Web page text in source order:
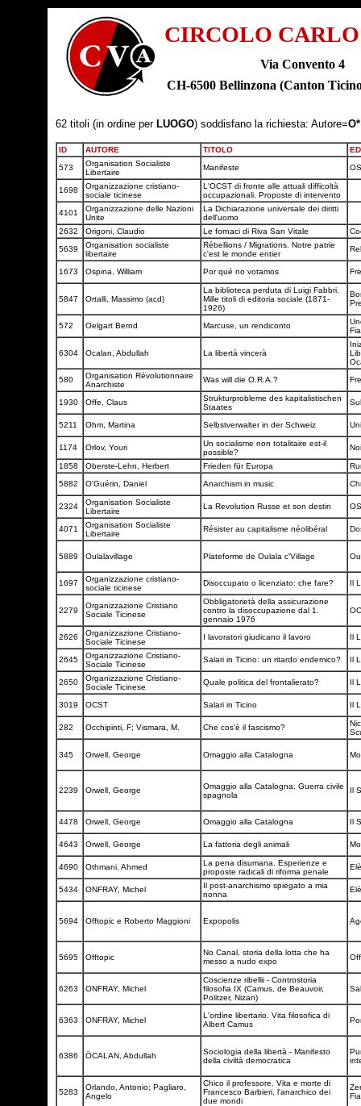
CIRCOLO
Via Convento 4
CH-6500 Bellinzona (Canton
62 titoli (in ordine per LUOGO) soddisfano la richiesta: Autore=O*
ID AUTORE TITOLO
573
Organisation Socialiste
Libertaire
Manifeste
1698
Organizzazione cristiano-
sociale ticinese
L'OCST di fronte alle attuali difficoltà
occupazionali. Proposte di intervento
4101
Organizzazione delle Nazioni
Unite
La Dichiarazione universale dei diritti
dell'uomo
2632
Origoni, Claudio Le fornaci di Riva San Vitale
5639
Organisation socialiste
libertaire
Rébellions / Migrations. Notre patrie
c'est le monde entier
1673 Ospina, William Por qué no votamos
5847 Ortalli, Massimo (acd)
La biblioteca perduta di Luigi Fabbri.
Mille titoli di editoria sociale (1871-
1926)
572 Oelgart Bernd Marcuse, un rendiconto
6304 Ocalan, Abdullah La libertà vincerà
580
Organisation Révolutionnaire
Anarchiste
Was will die O.R.A.?
1930 Offe, Claus
Strukturprobleme des kapitalistischen
Staates
5211 Ohm, Martina Selbstverwalter in der Schweiz
1174 Orlov, Youri
Un socialisme non totalitaire est-il
possible?
1858 Oberste-Lehn, Herbert Frieden für Europa
5882
O'Guérin, Daniel Anarchism in music
2324
Organisation Socialiste
Libertaire
La Revolution Russe et son destin
4071
Organisation Socialiste
Libertaire
Résister au capitalisme néolibéral
5889 Oulalavillage Plateforme de Oulala c'Village
1697
Organizzazione cristiano-
sociale ticinese
Disoccupato o licenziato: che fare? Il
2279
Organizzazione Cristiano
Sociale Ticinese
Obbligatorietà della assicurazione
contro la disoccupazione dal 1.
gennaio 1976
2626
Organizzazione Cristiano-
Sociale Ticinese
I lavoratori giudicano il lavoro Il
2645
Organizzazione Cristiano-
Sociale Ticinese
Salari in Ticino: un ritardo endemico? Il
2650
Organizzazione Cristiano-
Sociale Ticinese
Quale politica del frontalierato? Il
3019 OCST Salari in Ticino Il
282 Occhipinti, F; Vismara, M. Che cos'è il fascismo?
345 Orwell, George Omaggio alla Catalogna
2239 Orwell, George
Omaggio alla Catalogna. Guerra civile
spagnola
Il
4478 Orwell, George Omaggio alla Catalogna Il
4643 Orwell, George La fattoria degli animali
4690 Othmani, Ahmed
La pena disumana. Esperienze e
proposte radicali di riforma penale
5434 ONFRAY, Michel
Il post-anarchismo spiegato a mia
nonna
5694 Offtopic e Roberto Maggioni Expopolis
5695 Offtopic
No Canal, storia della lotta che ha
messo a nudo expo
6263 ONFRAY, Michel
Coscienze ribellii - Controstoria
filosofia IX (Camus, de Beauvoir,
Politzer, Nizan)
6363 ONFRAY, Michel
L'ordine libertario. Vita filosofica di
Albert Camus
6386 ÖCALAN, Abdullah
Sociologia della libertà - Manifesto
della civiltà democratica
5283
Orlando, Antonio; Pagliaro,
Angelo
Chico il professore. Vita e morte di
Francesco Barbieri, l'anarchico dei
due mondi